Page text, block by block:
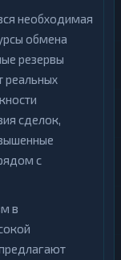
необходимая
обмена
резервы
реальных
сделок,
с
в